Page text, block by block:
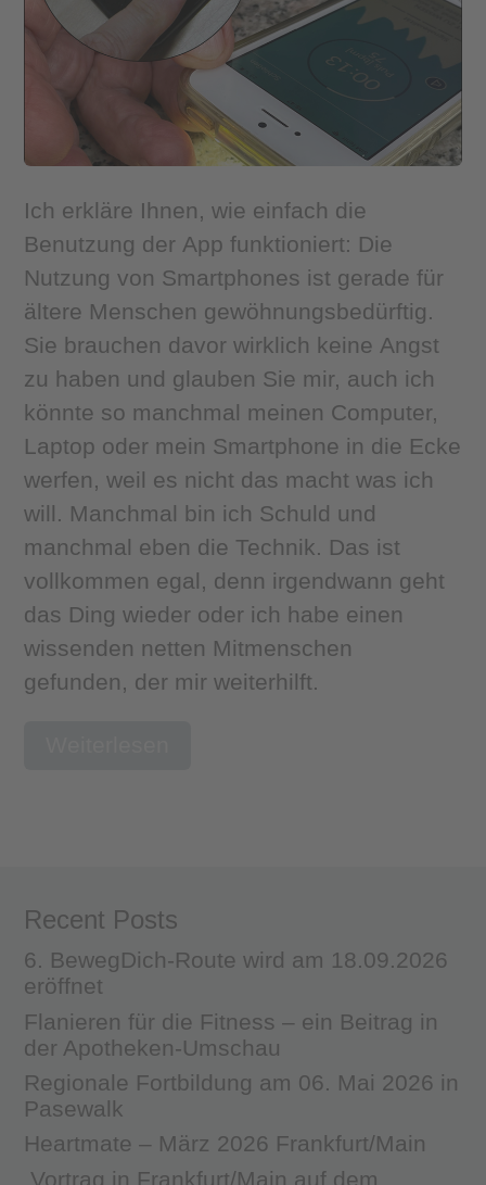
Ich erkläre Ihnen, wie einfach die
Benutzung der App funktioniert: Die
Nutzung von Smartphones ist gerade für
ältere Menschen gewöhnungsbedürftig.
Sie brauchen davor wirklich keine Angst
zu haben und glauben Sie mir, auch ich
könnte so manchmal meinen Computer,
Laptop oder mein Smartphone in die Ecke
werfen, weil es nicht das macht was ich
will. Manchmal bin ich Schuld und
manchmal eben die Technik. Das ist
vollkommen egal, denn irgendwann geht
das Ding wieder oder ich habe einen
wissenden netten Mitmenschen
gefunden, der mir weiterhilft.
Recent Posts
6. BewegDich-Route wird am 18.09.2026
eröffnet
Flanieren für die Fitness – ein Beitrag in
der Apotheken-Umschau
Regionale Fortbildung am 06. Mai 2026 in
Pasewalk
Heartmate – März 2026 Frankfurt/Main
Vortrag in Frankfurt/Main auf dem